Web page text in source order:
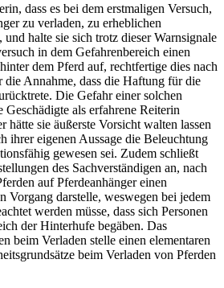
dass es bei dem erstmaligen Versuch,
zu verladen, zu erheblichen
halte sie sich trotz dieser Warnsignale
in dem Gefahrenbereich einen
dem Pferd auf, rechtfertige dies nach
Annahme, dass die Haftung für die
Die Gefahr einer solchen
als erfahrene Reiterin
hätte sie äußerste Vorsicht walten lassen
ihrer eigenen Aussage die Beleuchtung
gewesen sei. Zudem schließt
des Sachverständigen an, nach
auf Pferdeanhänger einen
Vorgang darstelle, weswegen bei jedem
werden müsse, dass sich Personen
der Hinterhufe begäben. Das
beim Verladen stelle einen elementaren
beim Verladen von Pferden